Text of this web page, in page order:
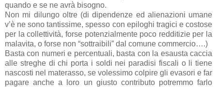
quando e se ne avrà bisogno.
Non mi dilungo oltre (di dipendenze ed alienazioni umane
v’è ne sono tantissime, spesso con epiloghi tragici e costose
per la collettività, forse potenzialmente poco redditizie per la
malavita, o forse non “sottraibili” dal comune commercio….)
Basta con numeri e percentuali, basta con la esausta caccia
alle streghe di chi porta i soldi nei paradisi fiscali o li tiene
nascosti nel materasso, se volessimo colpire gli evasori e far
pagare anche a loro un giusto contributo potremmo farlo